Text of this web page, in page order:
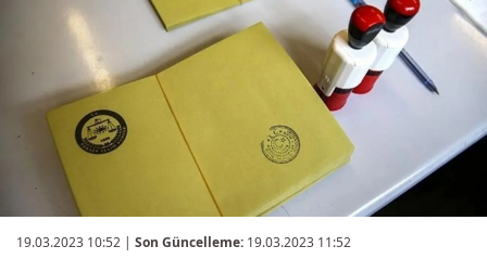
19.03.2023 10:52 | Son Güncelleme: 19.03.2023 11:52